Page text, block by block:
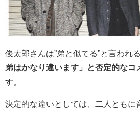
俊太郎さんは”弟と似てる”と言われ
弟はかなり違います」と否定的なコ
す。
決定的な違いとしては、二人ともに